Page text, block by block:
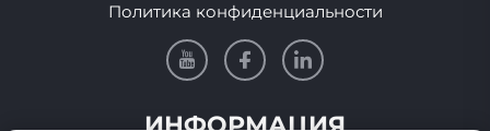
Политика конфиденциальности